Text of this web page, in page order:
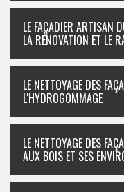
LE FAÇADIER ARTISAN
LA RÉNOVATION ET LE
LE NETTOYAGE DES
L'HYDROGOMMAGE
LE NETTOYAGE DES
AUX BOIS ET SES